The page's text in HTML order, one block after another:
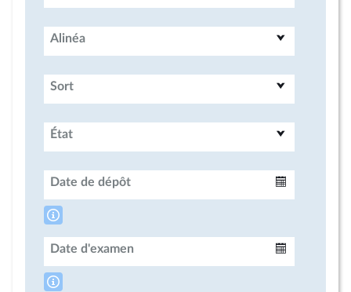
Alinéa
Sort
État
Date de dépôt
Date d'examen